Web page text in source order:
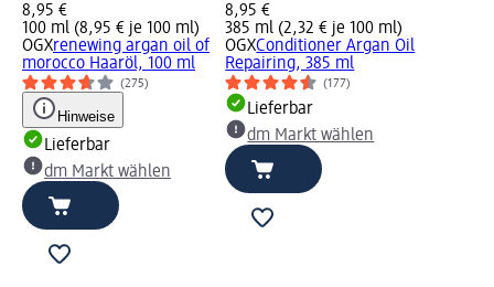
8,95 €
100 ml (8,95 € je 100 ml)
OGXrenewing argan oil of
morocco Haaröl, 100 ml
(275)
Hinweise
Lieferbar
dm Markt wählen
8,95 €
385 ml (2,32 € je 100 ml)
OGXConditioner Argan Oil
Repairing, 385 ml
(177)
Lieferbar
dm Markt wählen